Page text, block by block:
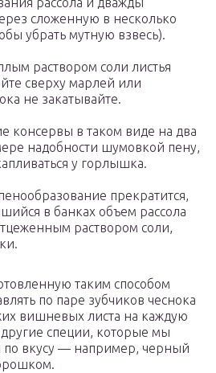
сложенную в несколько
убрать мутную взвесь).
раствором соли листья
сверху марлей или
не закатывайте.
консервы в таком виде на два
надобности шумовкой пену,
у горлышка.
прекратится,
в банках объем рассола
раствором соли,
таким способом
по паре зубчиков чеснока
вишневых листа на каждую
специи, которые мы
по вкусу — например, черный